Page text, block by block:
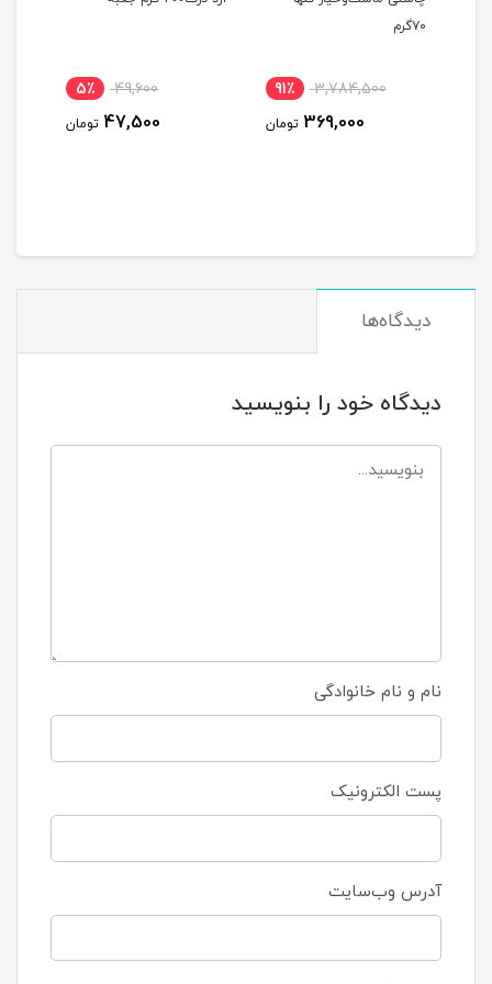
۷۰گرم
3,784,500 91٪
369,000 تومان
49,600 5٪
47,500 تومان
دیدگاه‌ها
دیدگاه خود را بنویسید
نام و نام خانوادگی
پست الکترونیک
آدرس وب‌سایت